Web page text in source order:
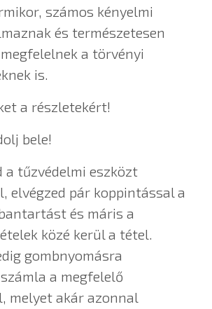
számos kényelmi
és természetesen
a törvényi
is.
a részletekért!
bele!
a tűzvédelmi eszközt
elvégzed pár koppintással a
és máris a
közé kerül a tétel.
gombnyomásra
a megfelelő
melyet akár azonnal